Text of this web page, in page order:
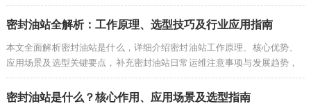
为企业选购、使用密封油站提供专业实用参考。
密封油站全解析：工作原理、选型技巧及行业应用指南
本文全面解析密封油站是什么，详细介绍密封油站工作原理、核心优势、
应用场景及选型关键要点，补充密封油站日常运维注意事项与发展趋势，
为企业选购、使用密封油站提供专业实用参考。
密封油站是什么？核心作用、应用场景及选型指南